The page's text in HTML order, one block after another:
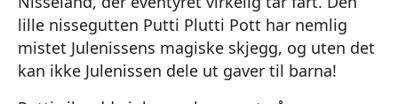
lille nissegutten Putti Plutti Pott har nemlig
mistet Julenissens magiske skjegg, og uten det
kan ikke Julenissen dele ut gaver til barna!